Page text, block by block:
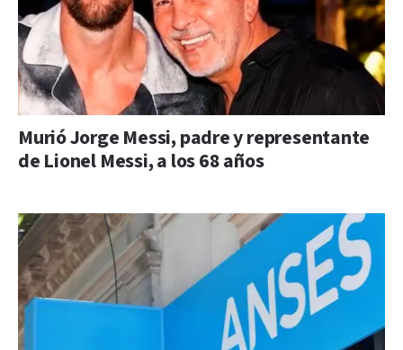
Murió Jorge Messi, padre y representante
de Lionel Messi, a los 68 años